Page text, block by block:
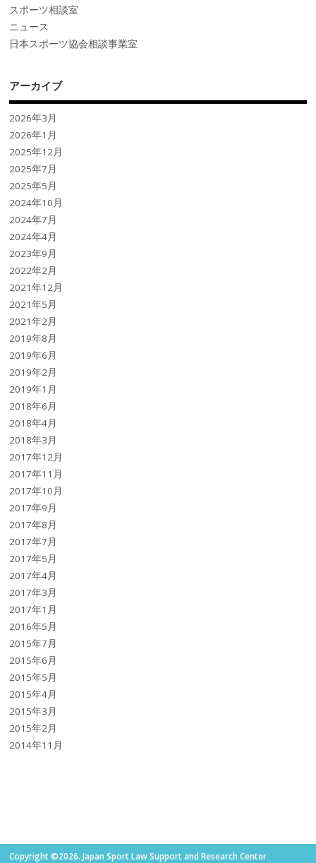
スポーツ相談室
ニュース
日本スポーツ協会相談事業室
アーカイブ
2026年3月
2026年1月
2025年12月
2025年7月
2025年5月
2024年10月
2024年7月
2024年4月
2023年9月
2022年2月
2021年12月
2021年5月
2021年2月
2019年8月
2019年6月
2019年2月
2019年1月
2018年6月
2018年4月
2018年3月
2017年12月
2017年11月
2017年10月
2017年9月
2017年8月
2017年7月
2017年5月
2017年4月
2017年3月
2017年1月
2016年5月
2015年7月
2015年6月
2015年5月
2015年4月
2015年3月
2015年2月
2014年11月
Copyright ©2026. Japan Sport Law Support and Research Center